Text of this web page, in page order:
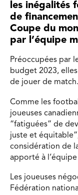
les inégalités
de
Coupe du
par l’équipe
Préoccupées par
budget 2023,
de jouer de match.
Comme les
joueuses
“fatiguées” de
juste et
considération de
apporté à
Les joueuses
Fédération